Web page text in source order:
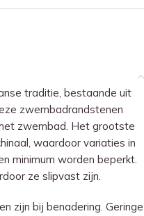
traditie, bestaande uit
zwembadrandstenen
zwembad. Het grootste
waardoor variaties in
minimum worden beperkt.
ze slipvast zijn.
zijn bij benadering. Geringe